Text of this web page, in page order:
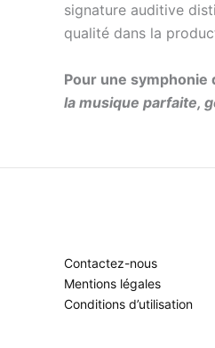
signature auditive
qualité dans la
Pour une symphonie
la musique parfaite,
Contactez-nous
Mentions légales
Conditions d’utilisation